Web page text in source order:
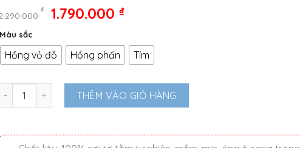
₫
Giá
là:
2.290.000 ₫.
1.790.000 ₫Giá
tại
là:
1.790.000 ₫.
Màu sắc
Hồng vỏ đỗ Hồng phấn Tím
Khăn choàng lụa vẽ tay hoa Cát tường cao cấp 85x180cm số lượng
THÊM VÀO GIỎ HÀNG